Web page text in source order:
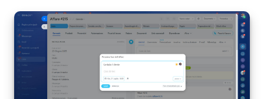
Webmail
Gruppi di lavoro
Incarichi e progetti